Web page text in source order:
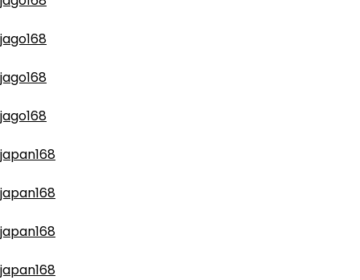
jago168
jago168
jago168
japan168
japan168
japan168
japan168